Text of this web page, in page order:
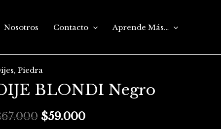
Nosotros Contacto Aprende Más…
,Piedra
BLONDI Negro
67.000
El
precio
original
$59.000
precio
actual